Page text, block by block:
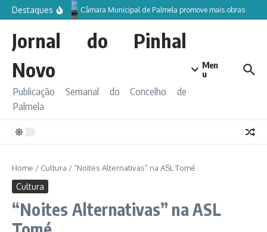
Ir para o conteúdo
Destaques Câmara Municipal de Palmela promove mais obras
Jornal do Pinhal
Novo
Publicação Semanal do Concelho de
Palmela
Men
u
Home / Cultura / “Noites Alternativas” na ASL Tomé
Cultura
“Noites Alternativas” na ASL